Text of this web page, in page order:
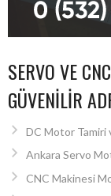
SERVO VE
GÜVENILIR
DC Motor Tamiri
Ankara Servo
CNC Makinesi